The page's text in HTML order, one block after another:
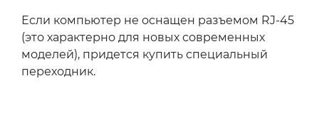
Если компьютер не оснащен разъемом RJ-45
(это характерно для новых современных
моделей), придется купить специальный
переходник.